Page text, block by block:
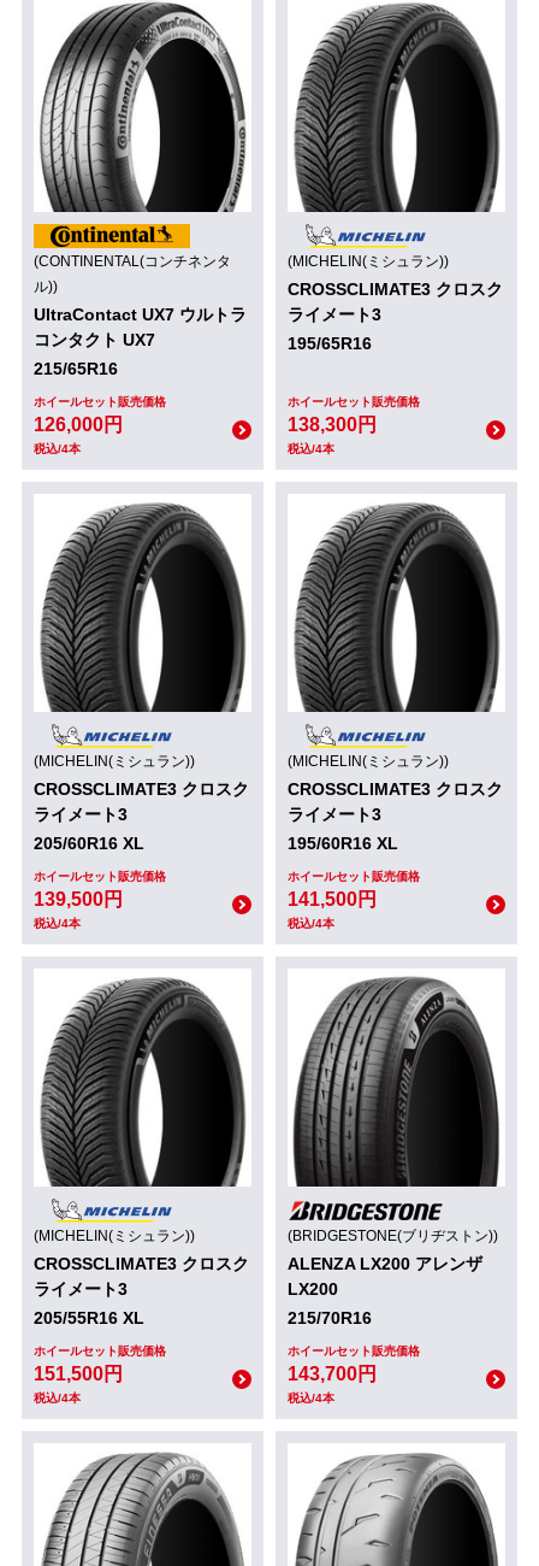
(CONTINENTAL(コンチネンタ
ル))
UltraContact UX7 ウルトラ
コンタクト UX7
215/65R16
ホイールセット販売価格
126,000円
税込/4本
(MICHELIN(ミシュラン))
CROSSCLIMATE3 クロスク
ライメート3
195/65R16
ホイールセット販売価格
138,300円
税込/4本
(MICHELIN(ミシュラン))
CROSSCLIMATE3 クロスク
ライメート3
205/60R16 XL
ホイールセット販売価格
139,500円
税込/4本
(MICHELIN(ミシュラン))
CROSSCLIMATE3 クロスク
ライメート3
195/60R16 XL
ホイールセット販売価格
141,500円
税込/4本
(MICHELIN(ミシュラン))
CROSSCLIMATE3 クロスク
ライメート3
205/55R16 XL
ホイールセット販売価格
151,500円
税込/4本
(BRIDGESTONE(ブリヂストン))
ALENZA LX200 アレンザ
LX200
215/70R16
ホイールセット販売価格
143,700円
税込/4本